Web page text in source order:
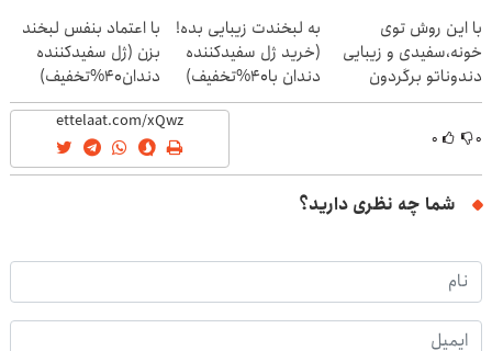
با این روش توی
خونه،سفیدی و زیبایی
دندوناتو برگردون
(40%off)
به لبخندت زیبایی بده!
(خرید ژل سفیدکننده
دندان با40%تخفیف)
با اعتماد بنفس لبخند
بزن (ژل سفیدکننده
دندان40%تخفیف)
۰ ۰
شما چه نظری دارید؟